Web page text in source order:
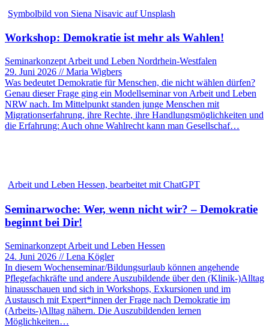
Symbolbild von Siena Nisavic auf Unsplash
Workshop: Demokratie ist mehr als Wahlen!
Seminarkonzept Arbeit und Leben Nordrhein-Westfalen
29. Juni 2026 // Maria Wigbers
Was bedeutet Demokratie für Menschen, die nicht wählen dürfen?
Genau dieser Frage ging ein Modellseminar von Arbeit und Leben
NRW nach. Im Mittelpunkt standen junge Menschen mit
Migrationserfahrung, ihre Rechte, ihre Handlungsmöglichkeiten und
die Erfahrung: Auch ohne Wahlrecht kann man Gesellschaf…
Arbeit und Leben Hessen, bearbeitet mit ChatGPT
Seminarwoche: Wer, wenn nicht wir? – Demokratie
beginnt bei Dir!
Seminarkonzept Arbeit und Leben Hessen
24. Juni 2026 // Lena Kögler
In diesem Wochenseminar/Bildungsurlaub können angehende
Pflegefachkräfte und andere Auszubildende über den (Klinik-)Alltag
hinausschauen und sich in Workshops, Exkursionen und im
Austausch mit Expert*innen der Frage nach Demokratie im
(Arbeits-)Alltag nähern. Die Auszubildenden lernen
Möglichkeiten…